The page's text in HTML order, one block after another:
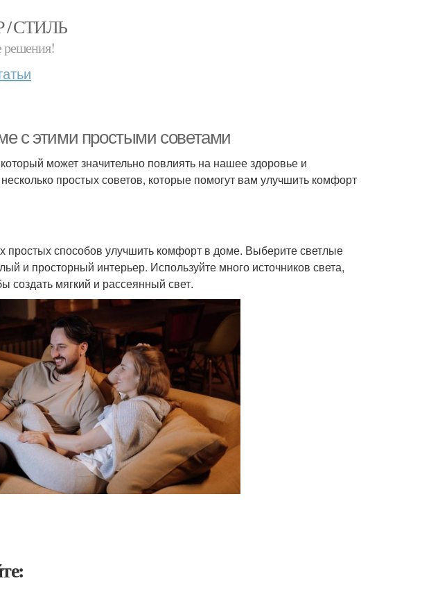
/ СТИЛЬ
решения!
с этими простыми советами
может значительно повлиять на нашее здоровье и
простых советов, которые помогут вам улучшить комфорт
способов улучшить комфорт в доме. Выберите светлые
и просторный интерьер. Используйте много источников света,
создать мягкий и рассеянный свет.